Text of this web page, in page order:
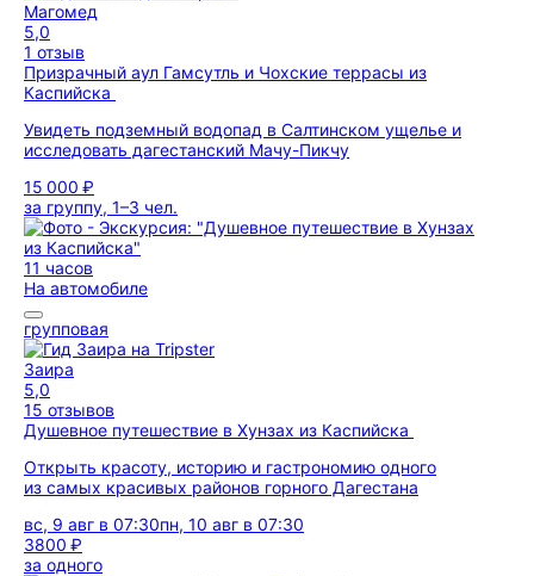
Магомед
5,0
1 отзыв
Призрачный аул Гамсутль и Чохские террасы из
Каспийска
Увидеть подземный водопад в Салтинском ущелье и
исследовать дагестанский Мачу-Пикчу
15 000 ₽
за группу, 1–3 чел.
11 часов
На автомобиле
групповая
Заира
5,0
15 отзывов
Душевное путешествие в Хунзах из Каспийска
Открыть красоту, историю и гастрономию одного
из самых красивых районов горного Дагестана
вс, 9 авг в 07:30пн, 10 авг в 07:30
3800 ₽
за одного